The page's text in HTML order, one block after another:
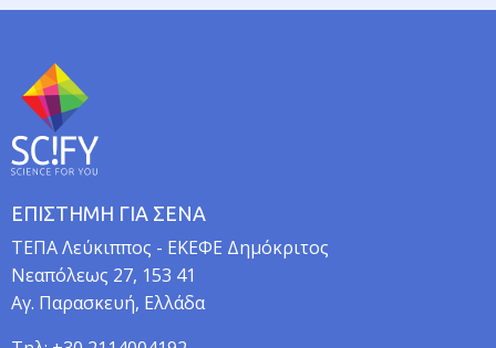
ό
ΕΠΙΣΤΗΜΗ ΓΙΑ ΣΕΝΑ
TEΠA Λεύκιππος - ΕΚΕΦΕ Δημόκριτος
Νεαπόλεως 27, 153 41
Αγ. Παρασκευή, Ελλάδα